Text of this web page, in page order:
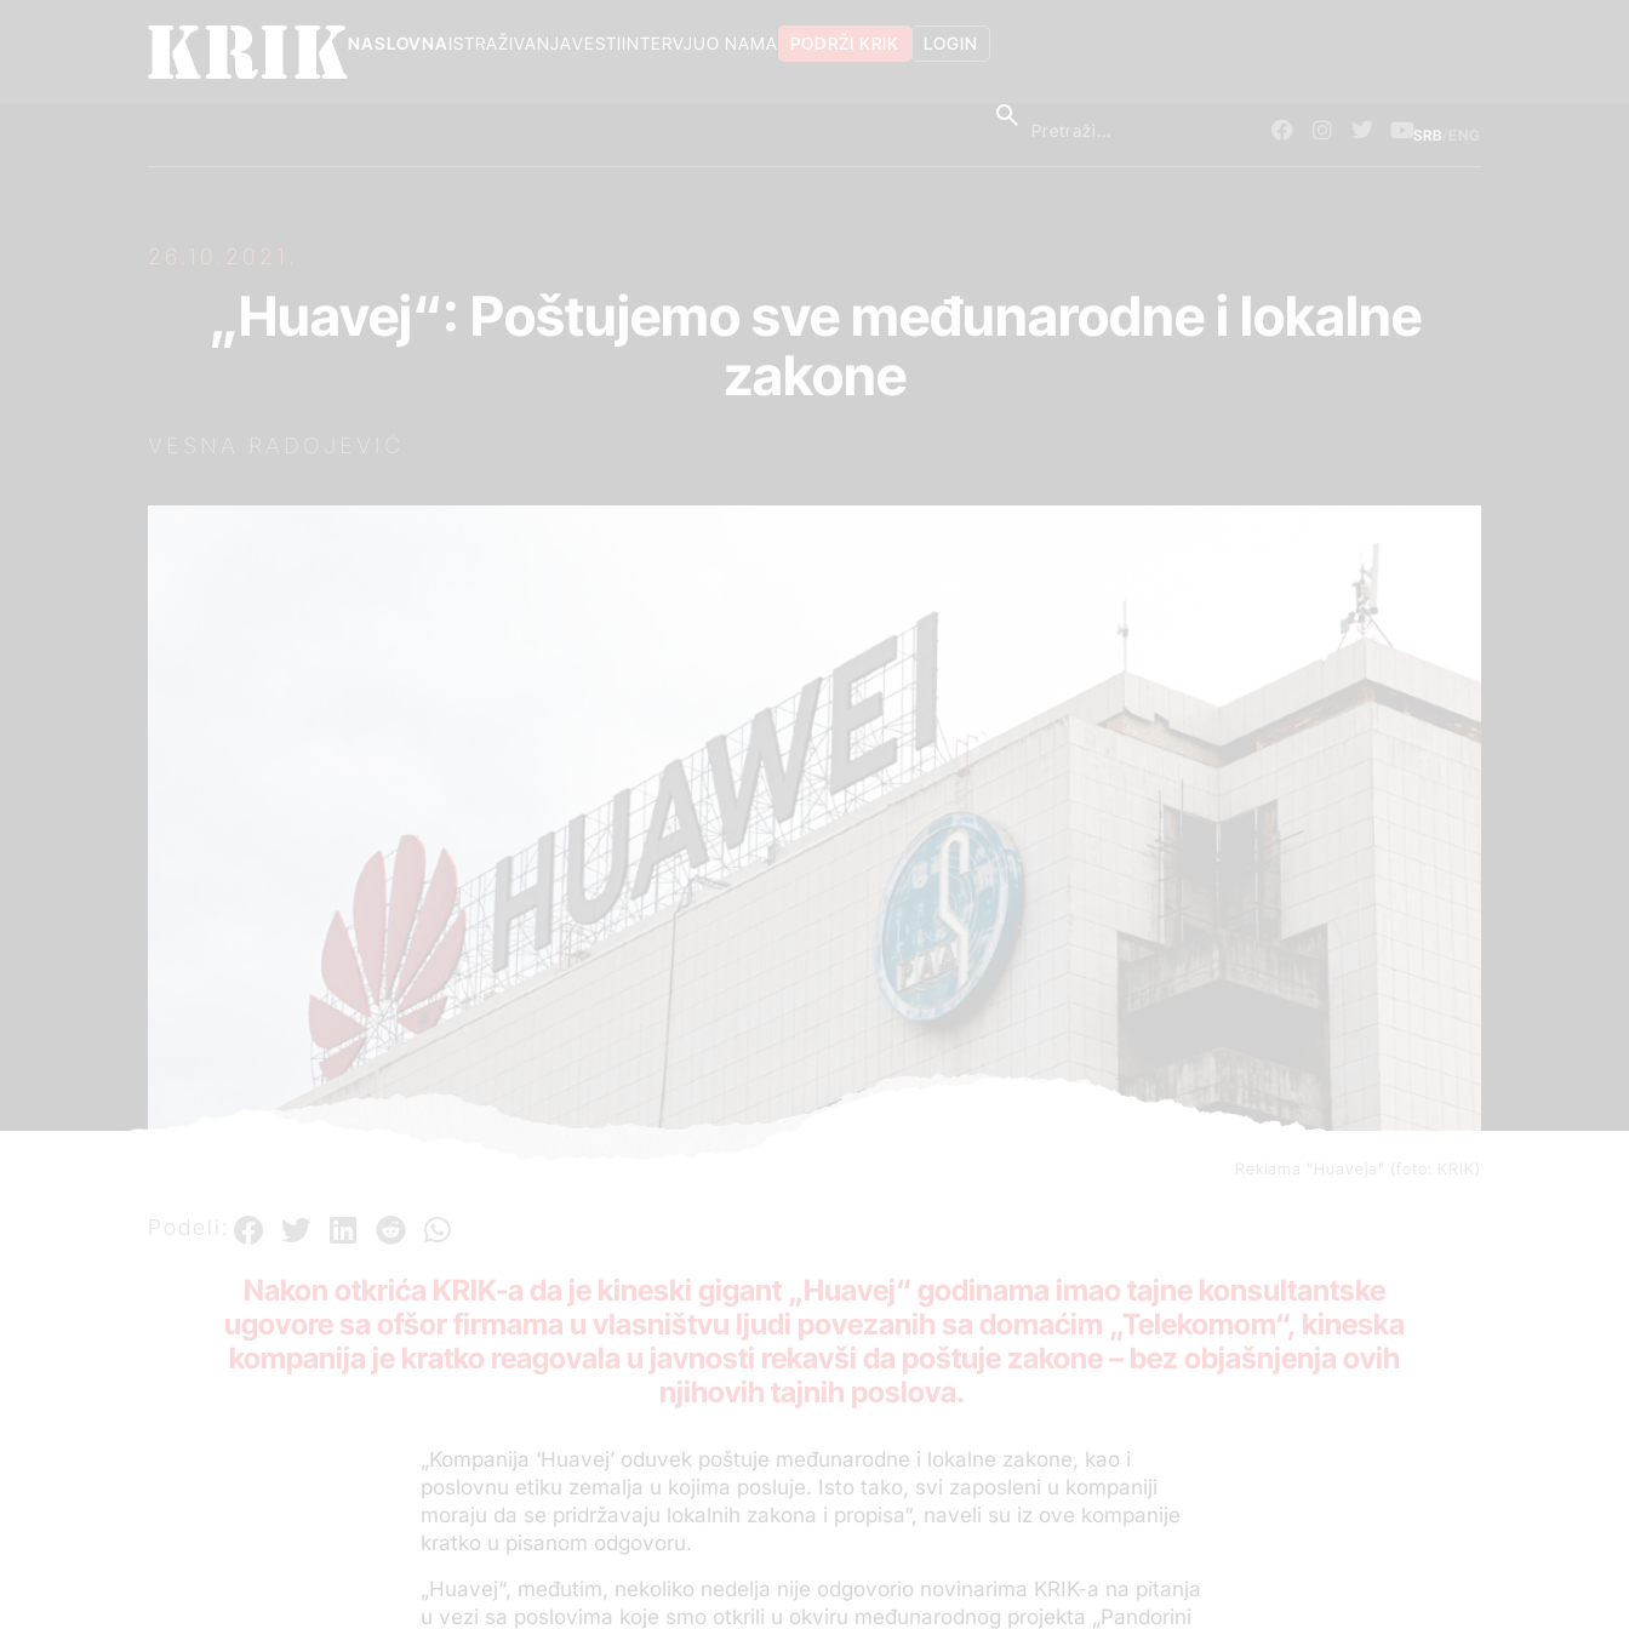
LOGIN
PODRŽI KRIK
O NAMA
INTERVJU
VESTI
ISTRAŽIVANJA
NASLOVNA
SRB
26.10.2021.
„Huavej“: Poštujemo sve međunarodne i lokalne
zakone
Reklama "Huaveja" (foto: KRIK)
Podeli:
Nakon otkrića KRIK-a da je kineski gigant „Huavej“ godinama imao tajne konsultantske
ugovore sa ofšor firmama u vlasništvu ljudi povezanih sa domaćim „Telekomom“, kineska
kompanija je kratko reagovala u javnosti rekavši da poštuje zakone – bez objašnjenja ovih
njihovih tajnih poslova.
„Kompanija ‘Huavej’ oduvek poštuje međunarodne i lokalne zakone, kao i
poslovnu etiku zemalja u kojima posluje. Isto tako, svi zaposleni u kompaniji
moraju da se pridržavaju lokalnih zakona i propisa“, naveli su iz ove kompanije
kratko u pisanom odgovoru.
„Huavej“, međutim, nekoliko nedelja nije odgovorio novinarima KRIK-a na pitanja
u vezi sa poslovima koje smo otkrili u okviru međunarodnog projekta „Pandorini